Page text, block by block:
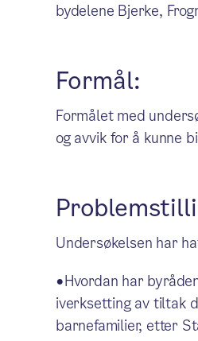
bydelene Bjerke,
Formål:
Formålet med
og avvik for å kunne
Undersøkelsen har
•Hvordan har
iverksetting av tiltak
barnefamilier, etter